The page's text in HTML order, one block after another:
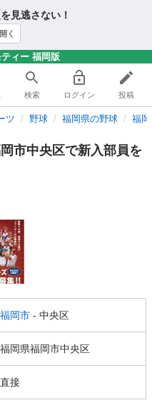
見逃さない！
く
ィー 福岡版
検索 ログイン 投稿
ツ 野球 福岡県の野球 福
市中央区で新入部員を
福岡市 - 中央区
福岡県福岡市中央区
直接